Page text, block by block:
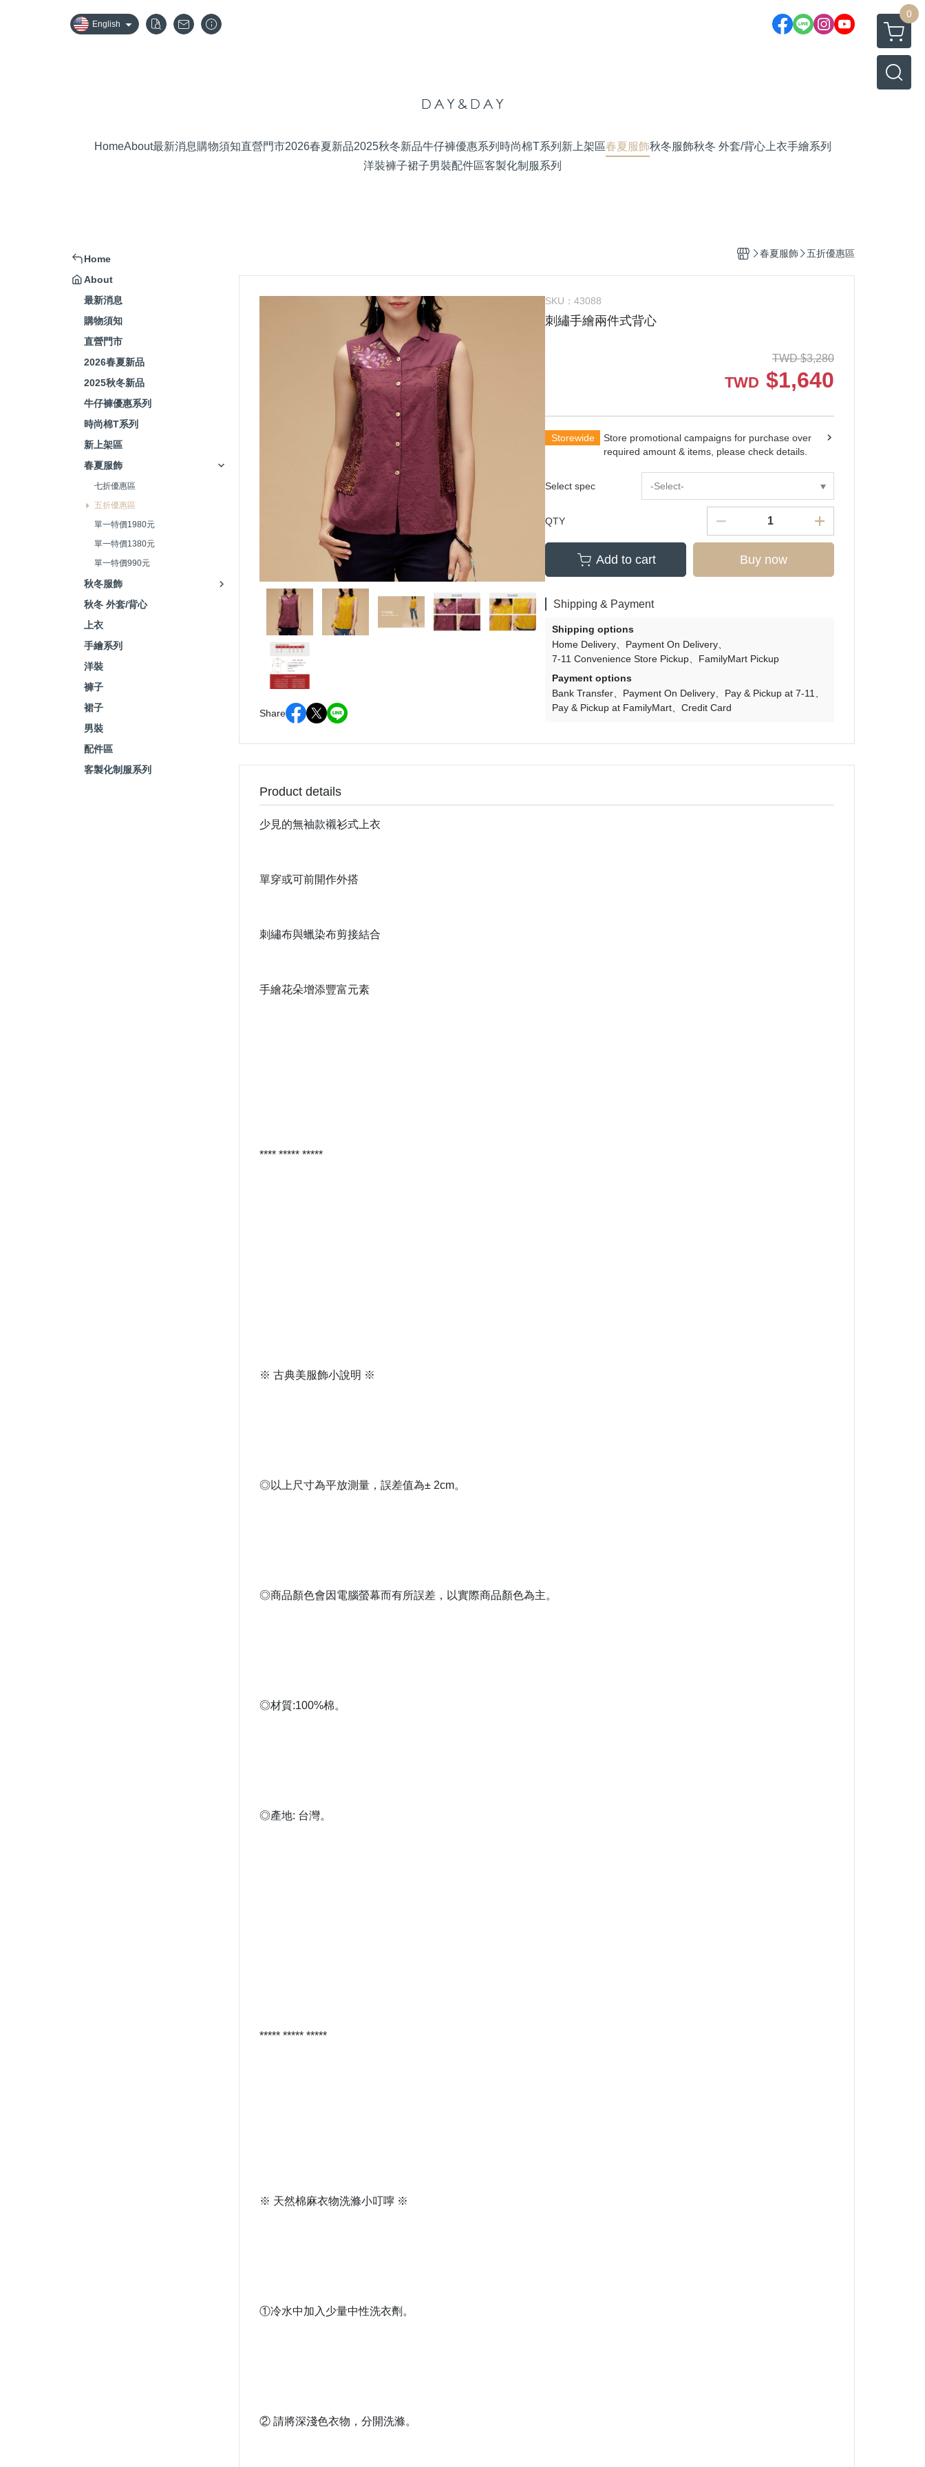
English
0
HomeAbout最新消息購物須知直營門市2026春夏新品2025秋冬新品牛仔褲優惠系列 時尚棉T系列 新上架區春夏服飾秋冬服飾秋冬 外套/背心上衣手繪系列
洋裝褲子裙子男裝配件區客製化制服系列
Home
About
最新消息
購物須知
直營門市
2026春夏新品
2025秋冬新品
牛仔褲優惠系列
時尚棉T系列
新上架區
春夏服飾
七折優惠區
五折優惠區
單一特價1980元
單一特價1380元
單一特價990元
秋冬服飾
秋冬 外套/背心
上衣
手繪系列
洋裝
褲子
裙子
男裝
配件區
客製化制服系列
春夏服飾 五折優惠區
Share
SKU：43088
刺繡手繪兩件式背心
TWD $3,280
TWD $1,640
Storewide
Store promotional campaigns for purchase over
required amount & items, please check details.
Select spec -Select-
QTY
Add to cart Buy now
Shipping & Payment
Shipping options
Home Delivery
Payment On Delivery
7-11 Convenience Store Pickup
FamilyMart Pickup
Payment options
Bank Transfer
Payment On Delivery
Pay & Pickup at 7-11
Pay & Pickup at FamilyMart
Credit Card
Product details
少見的無袖款襯衫式上衣
單穿或可前開作外搭
刺繡布與蠟染布剪接結合
手繪花朵增添豐富元素
**** ***** *****
※ 古典美服飾小說明 ※
◎以上尺寸為平放測量，誤差值為± 2cm。
◎商品顏色會因電腦螢幕而有所誤差，以實際商品顏色為主。
◎材質:100%棉。
◎產地: 台灣。
***** ***** *****
※ 天然棉麻衣物洗滌小叮嚀 ※
①冷水中加入少量中性洗衣劑。
② 請將深淺色衣物，分開洗滌。